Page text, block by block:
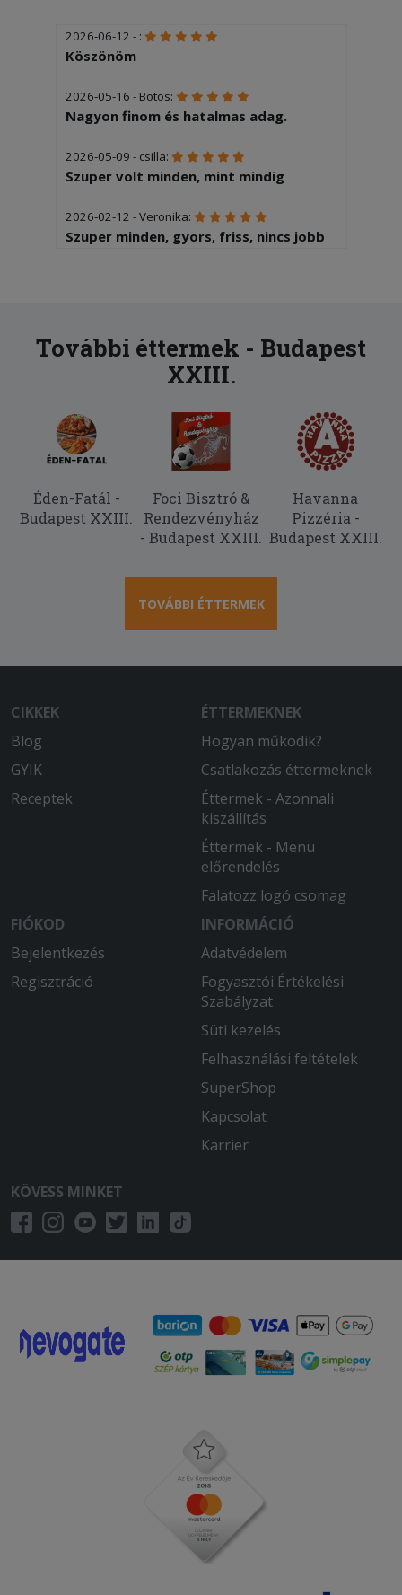
2026-06-12 - :
Köszönöm
2026-05-16 - Botos:
Nagyon finom és hatalmas adag.
2026-05-09 - csilla:
Szuper volt minden, mint mindig
2026-02-12 - Veronika:
Szuper minden, gyors, friss, nincs jobb
étel.
2025-11-10 - Krisztián:
másfél óra volt a szállítás, az adag
rendben van, viszont a tészta egyik fele
konkrétan jéghideg, mintha a
fagyasztóból lett volna kivéve, a másik
fele pedig langyos meleg. Elvileg
paradicsomos tésztát kértem, de nem
sok arra hasonlító íze van. Jelöltem,
képest meg ba kellett várnom, hogy a
futár pénzt váltson,mert pont
elfogyott a váltópénze. az egyetlen
pozitívum a rendelésben, hogy legalább
Finom étel,gyors,udvarias kiszállítás.
A MacCheese nem volt a legjobb.
Nagyon sós volt és nagyonkevés volt
rajta a sajt ( pedig 3x chedarral van
Isteni finom volt és kellő adag
További éttermek - Budapest
XXIII.
Éden-Fatál -
Budapest XXIII.
Foci Bisztró &
Rendezvényház
- Budapest XXIII.
Havanna
Pizzéria -
Budapest XXIII.
TOVÁBBI ÉTTERMEK
CIKKEK
Blog
GYIK
Receptek
ÉTTERMEKNEK
Hogyan működik?
Csatlakozás éttermeknek
Éttermek - Azonnali
kiszállítás
Éttermek - Menü
előrendelés
Falatozz logó csomag
FIÓKOD
Bejelentkezés
Regisztráció
INFORMÁCIÓ
Adatvédelem
Fogyasztói Értékelési
Szabályzat
Süti kezelés
Felhasználási feltételek
SuperShop
Kapcsolat
Karrier
KÖVESS MINKET